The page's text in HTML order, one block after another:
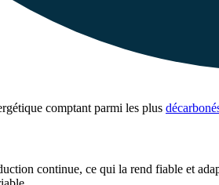
comptant parmi les plus
continue, ce qui la rend fiable et